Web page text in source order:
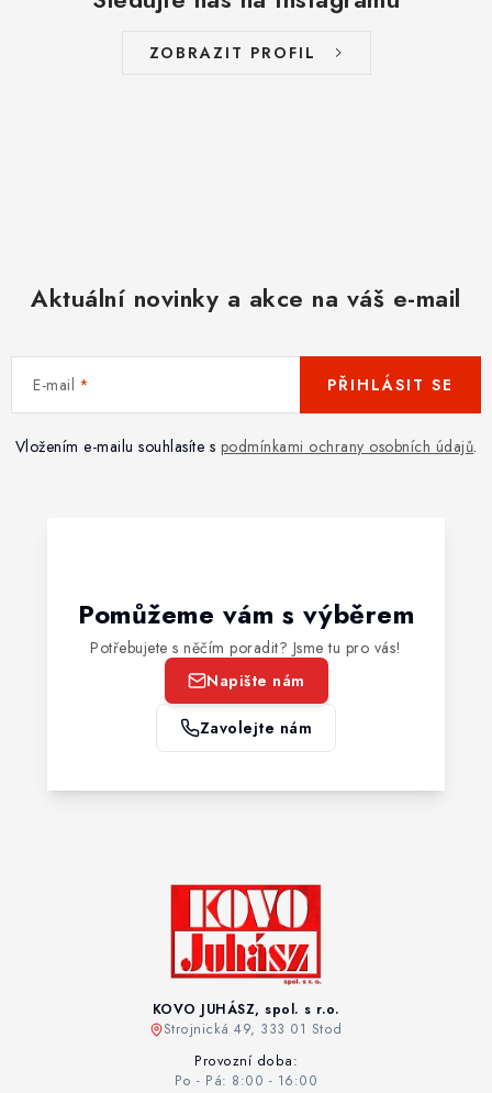
ZOBRAZIT PROFIL
Aktuální novinky a akce na váš e-mail
E-mail
Vložením e-mailu souhlasíte s podmínkami ochrany osobních údajů.
PŘIHLÁSIT SE
Pomůžeme vám s výběrem
Potřebujete s něčím poradit? Jsme tu pro vás!
Napište nám
Zavolejte nám
KOVO JUHÁSZ, spol. s r.o.
Strojnická 49, 333 01 Stod
Provozní doba:
Po - Pá: 8:00 - 16:00